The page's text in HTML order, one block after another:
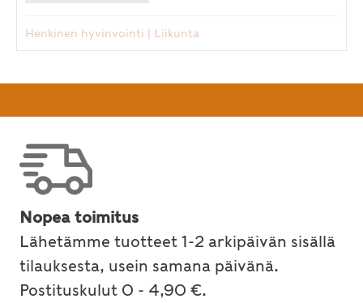
Henkinen hyvinvointi | Liikunta
Nopea toimitus
Lähetämme tuotteet 1-2 arkipäivän sisällä
tilauksesta, usein samana päivänä.
Postituskulut 0 - 4,90 €.